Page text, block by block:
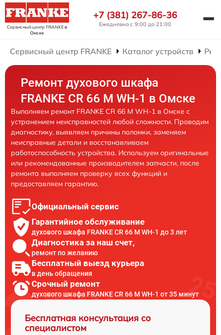
Сервисный центр FRANKEв
Омске
+7 (381) 267-86-36
Ежедневно с 9:00 до 21:00
Сервисный центр FRANKE Каталог устройств
Ремонт духового шкафа
FRANKE CR 66 M WH-1 в Омске
Выполняем ремонт FRANKE CR 66 M WH-1 в Омске с
устранением неисправностей любой сложности. Проводим
диагностику, выявляем причины поломки, заменяем
неисправные детали и восстанавливаем
работоспособность устройства. Используем оригинальные
или рекомендованные производителем запчасти, после
ремонта выполняем проверку всех функций и
предоставляем гарантию.
Официальный сервис
Гарантийное обслуживание
духового шкафа FRANKE CR 66 M WH-1 до 3 лет
Диагностика за наш счет,
ремонт по желанию
Бесплатный выезд курьера
в день обращения
Срочный ремонт
духового шкафа FRANKE CR 66 M WH-1 от 35 минут
Бесплатная консультация со
специалистом